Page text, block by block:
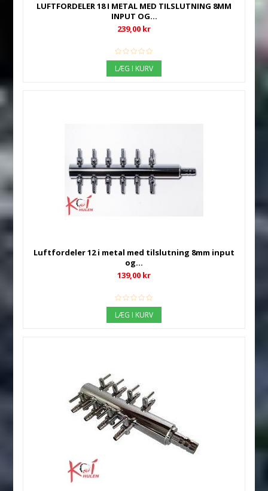
LUFTFORDELER 18 I METAL MED TILSLUTNING 8MM
INPUT OG...
239,00 kr
LÆG I KURV
Luftfordeler 12 i metal med tilslutning 8mm input
og...
139,00 kr
LÆG I KURV